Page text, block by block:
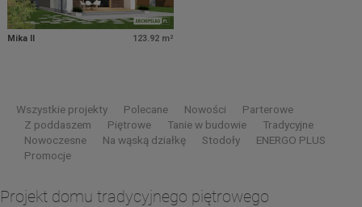
Mika II 123.92 m²
Wszystkie projekty Polecane Nowości
Parterowe
Z poddaszem
Piętrowe Tanie w budowie
Tradycyjne
Nowoczesne
Na wąską działkę Stodoły
ENERGO PLUS
Promocje
Projekt domu tradycyjnego piętrowego